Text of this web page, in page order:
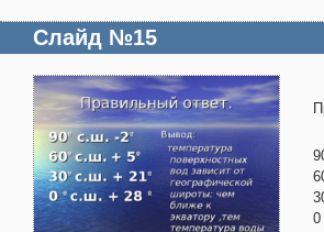
Слайд №15
0